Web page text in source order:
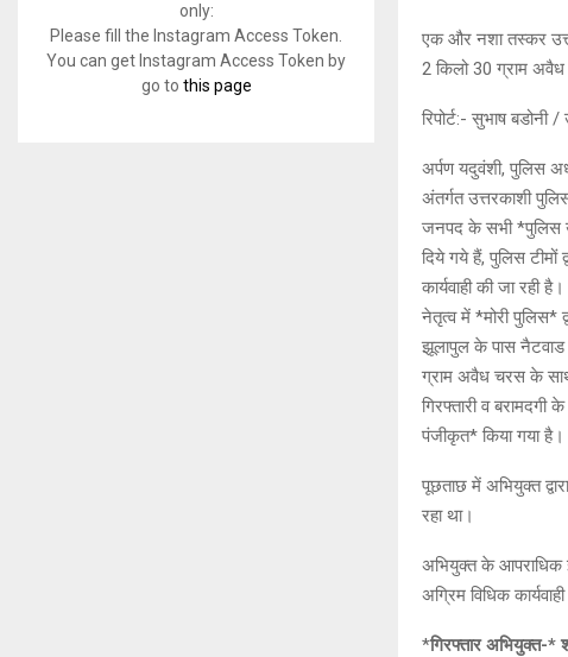
एक और नशा तस्कर
2 किलो 30 ग्राम
रिपोर्ट:- सुभाष बडोनी /
अर्पण यदुवंशी, पुलिस
अंतर्गत उत्तरकाशी
जनपद के सभी *पुलिस
दिये गये हैं, पुलिस टीमों
कार्यवाही की जा रही
नेतृत्व में *मोरी
झूलापुल के पास
ग्राम अवैध चरस के साथ
गिरफ्तारी व
पंजीकृत* किया गया है।
पूछताछ में अभियुक्त
रहा था।
अभियुक्त के आपराधिक
अग्रिम विधिक
*गिरफ्तार अभियुक्त-*
only:
Please fill the Instagram Access Token.
You can get Instagram Access Token by
go to this page